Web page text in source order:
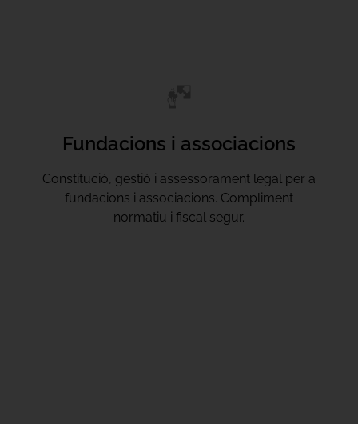
Fundacions i associacions
Constitució, gestió i assessorament legal per a
fundacions i associacions. Compliment
normatiu i fiscal segur.